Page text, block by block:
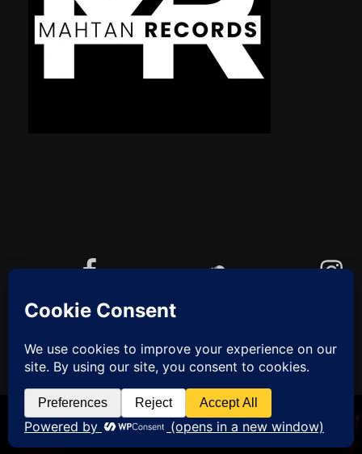
YouTube
Cookie-Richtlinie (EU)
ZUM
ANFANG